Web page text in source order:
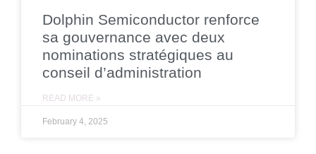
Dolphin Semiconductor renforce
sa gouvernance avec deux
nominations stratégiques au
conseil d’administration
READ MORE »
February 4, 2025